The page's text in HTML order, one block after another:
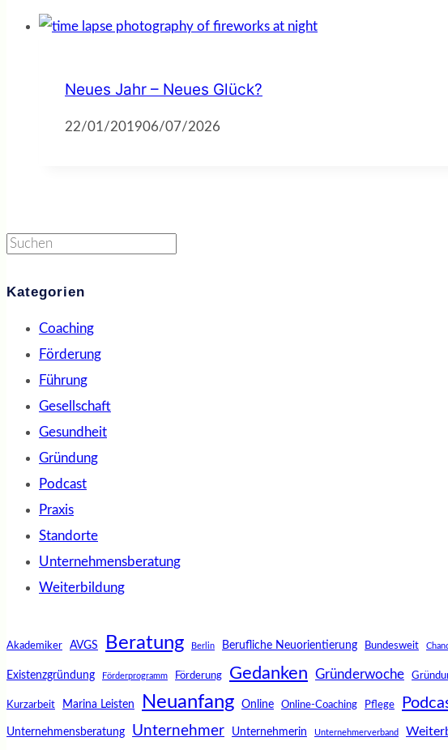
Neues Jahr – Neues Glück?
22/01/201906/07/2026
Suchen
Kategorien
Coaching
Förderung
Führung
Gesellschaft
Gesundheit
Gründung
Podcast
Praxis
Standorte
Unternehmensberatung
Weiterbildung
Akademiker AVGS Beratung Berlin Berufliche Neuorientierung Bundesweit
Existenzgründung Förderprogramm Förderung Gedanken Gründerwoche
Kurzarbeit Marina Leisten Neuanfang Online Online-Coaching Pflege
Unternehmensberatung Unternehmer Unternehmerin Unternehmerverband